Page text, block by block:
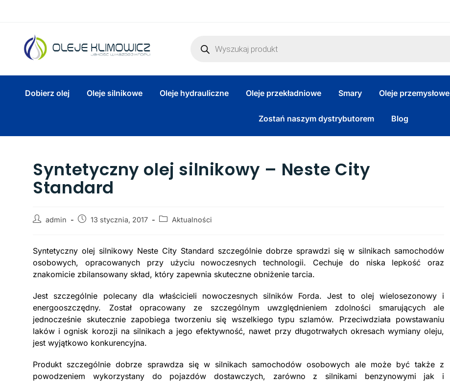
Dobierz olej Oleje silnikowe Oleje hydrauliczne Oleje przekładniowe Smary Oleje przemysłowe
Zostań naszym dystrybutorem Blog
Syntetyczny olej silnikowy – Neste City
Standard
admin 13 stycznia, 2017 Aktualności
Syntetyczny olej silnikowy Neste City Standard szczególnie dobrze sprawdzi się w silnikach samochodów
osobowych, opracowanych przy użyciu nowoczesnych technologii. Cechuje do niska lepkość oraz
znakomicie zbilansowany skład, który zapewnia skuteczne obniżenie tarcia.
Jest szczególnie polecany dla właścicieli nowoczesnych silników Forda. Jest to olej wielosezonowy i
energooszczędny. Został opracowany ze szczególnym uwzględnieniem zdolności smarujących ale
jednocześnie skutecznie zapobiega tworzeniu się wszelkiego typu szlamów. Przeciwdziała powstawaniu
laków i ognisk korozji na silnikach a jego efektywność, nawet przy długotrwałych okresach wymiany oleju,
jest wyjątkowo konkurencyjna.
Produkt szczególnie dobrze sprawdza się w silnikach samochodów osobowych ale może być także z
powodzeniem wykorzystany do pojazdów dostawczych, zarówno z silnikami benzynowymi jak i